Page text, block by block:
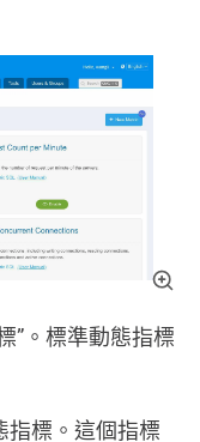
”。標準動態指標
指標。這個指標